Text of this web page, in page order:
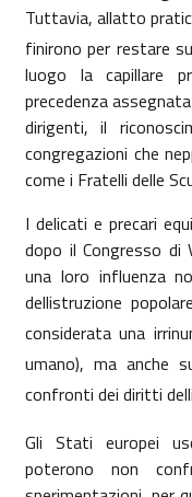
Tuttavia, allatto
finirono per restare
luogo la capillare
precedenza
dirigenti, il
congregazioni che
come i Fratelli delle
I delicati e precari
dopo il Congresso di
una loro influenza
dellistruzione
considerata una
umano), ma anche
confronti dei diritti
Gli Stati europei
poterono non